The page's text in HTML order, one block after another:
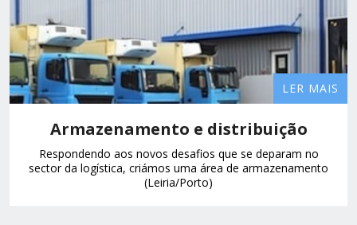
LER MAIS
Armazenamento e distribuição
Respondendo aos novos desafios que se deparam no
sector da logística, criámos uma área de armazenamento
(Leiria/Porto)